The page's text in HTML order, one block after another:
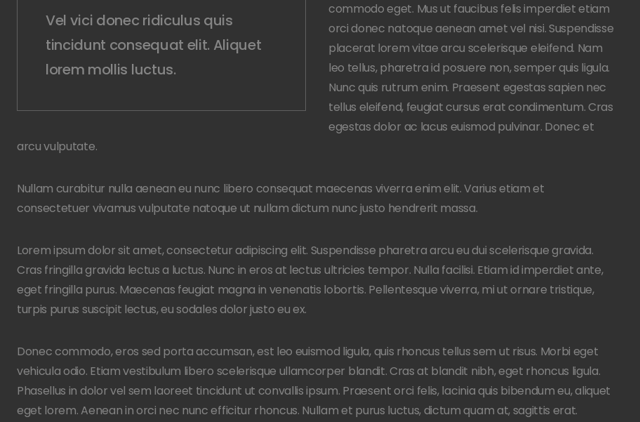
Vel vici donec ridiculus quis
tincidunt consequat elit. Aliquet
lorem mollis luctus.
commodo eget. Mus ut faucibus felis imperdiet etiam
orci donec natoque aenean amet vel nisi. Suspendisse
placerat lorem vitae arcu scelerisque eleifend. Nam
leo tellus, pharetra id posuere non, semper quis ligula.
Nunc quis rutrum enim. Praesent egestas sapien nec
tellus eleifend, feugiat cursus erat condimentum. Cras
egestas dolor ac lacus euismod pulvinar. Donec et
arcu vulputate.
Nullam curabitur nulla aenean eu nunc libero consequat maecenas viverra enim elit. Varius etiam et
consectetuer vivamus vulputate natoque ut nullam dictum nunc justo hendrerit massa.
Lorem ipsum dolor sit amet, consectetur adipiscing elit. Suspendisse pharetra arcu eu dui scelerisque gravida.
Cras fringilla gravida lectus a luctus. Nunc in eros at lectus ultricies tempor. Nulla facilisi. Etiam id imperdiet ante,
eget fringilla purus. Maecenas feugiat magna in venenatis lobortis. Pellentesque viverra, mi ut ornare tristique,
turpis purus suscipit lectus, eu sodales dolor justo eu ex.
Donec commodo, eros sed porta accumsan, est leo euismod ligula, quis rhoncus tellus sem ut risus. Morbi eget
vehicula odio. Etiam vestibulum libero scelerisque ullamcorper blandit. Cras at blandit nibh, eget rhoncus ligula.
Phasellus in dolor vel sem laoreet tincidunt ut convallis ipsum. Praesent orci felis, lacinia quis bibendum eu, aliquet
eget lorem. Aenean in orci nec nunc efficitur rhoncus. Nullam et purus luctus, dictum quam at, sagittis erat.